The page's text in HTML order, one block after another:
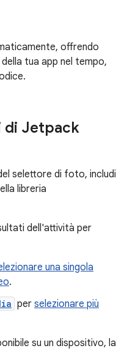
offrendo
tua app nel tempo,
di Jetpack
selettore di foto, includi
libreria
dell'attività per
una singola
.
per selezionare più
su un dispositivo, la